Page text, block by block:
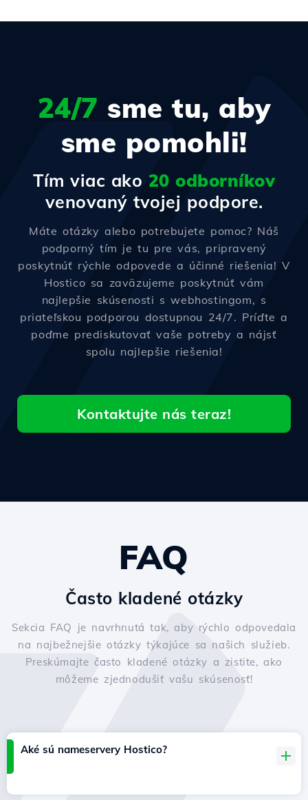
24/7 sme tu, aby
sme pomohli!
Tím viac ako 20 odborníkov
venovaný tvojej podpore.
Máte otázky alebo potrebujete pomoc? Náš
podporný tím je tu pre vás, pripravený
poskytnúť rýchle odpovede a účinné riešenia! V
Hostico sa zaväzujeme poskytnúť vám
najlepšie skúsenosti s webhostingom, s
priateľskou podporou dostupnou 24/7. Príďte a
poďme prediskutovať vaše potreby a nájsť
spolu najlepšie riešenia!
Kontaktujte nás teraz!
FAQ
Často kladené otázky
Sekcia FAQ je navrhnutá tak, aby rýchlo odpovedala
na najbežnejšie otázky týkajúce sa našich služieb.
Preskúmajte často kladené otázky a zistite, ako
môžeme zjednodušiť vašu skúsenosť!
Aké sú nameservery Hostico?